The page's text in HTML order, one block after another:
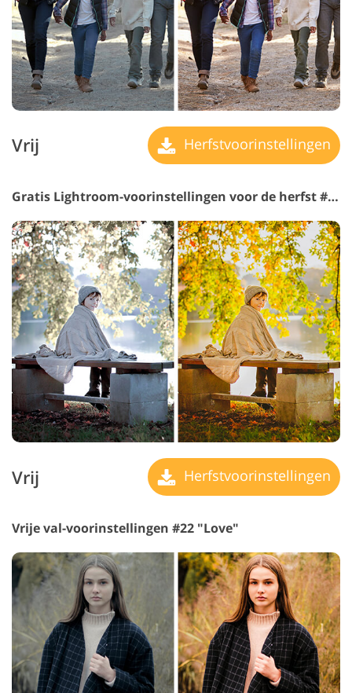
Vrij Herfstvoorinstellingen
Gratis Lightroom-voorinstellingen voor de herfst #21 "September"
Vrij Herfstvoorinstellingen
Vrije val-voorinstellingen #22 "Love"